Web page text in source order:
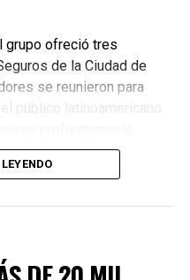
grupo ofreció tres
de la Ciudad de
se reunieron para
público latinoamericano.
y la calidez del
el país mantiene una
su regreso superó
del recibimiento.